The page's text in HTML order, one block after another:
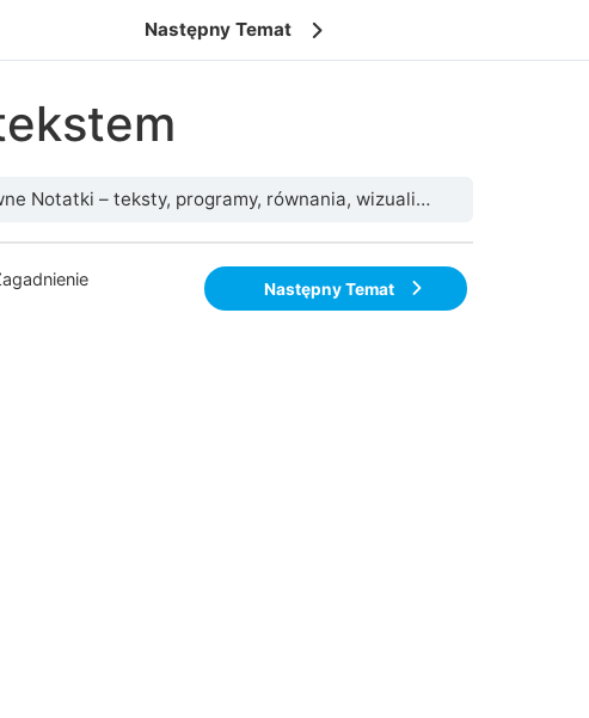
Następny Temat
Notatki – teksty, programy, równania, wizualizacje
Następny Temat